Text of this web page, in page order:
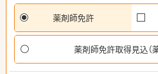
薬剤師免許
薬剤師免許取得見込（